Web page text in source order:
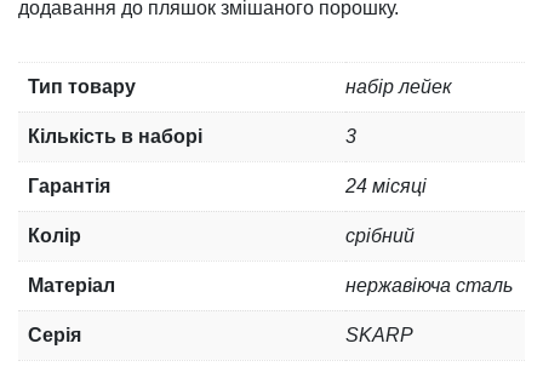
додавання до пляшок змішаного порошку.
Тип товару набір лейек
Кількість в наборі 3
Гарантія 24 місяці
Колір срібний
Матеріал нержавіюча сталь
Серія SKARP